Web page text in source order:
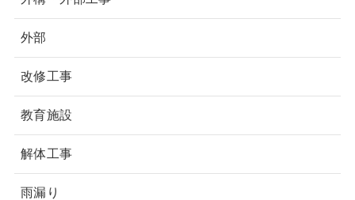
外部
改修工事
教育施設
解体工事
雨漏り